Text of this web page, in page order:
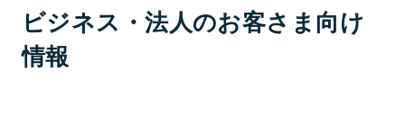
ビジネス・法人のお客さま向け
情報